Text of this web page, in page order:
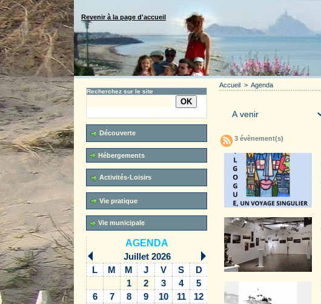
Revenir à la page d'accueil
Recherchez sur le site
Recherche avancée
Découverte
Hébergements
Activités-Loisirs
Vie pratique
Vie municipale
AGENDA
Juillet 2026
L
M M J V S
D
1
2 3 4
5
6
7 8 9 10 11
12
Accueil > Agenda
3 évènement(s)